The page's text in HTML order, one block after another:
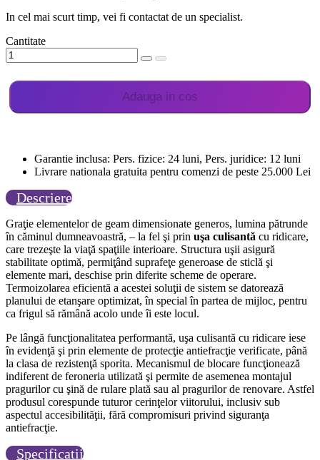
In cel mai scurt timp, vei fi contactat de un specialist.
Cantitate
Adauga in cos
Garantie inclusa: Pers. fizice: 24 luni, Pers. juridice: 12 luni
Livrare nationala gratuita pentru comenzi de peste 25.000 Lei
Descriere
Graţie elementelor de geam dimensionate generos, lumina pătrunde
în căminul dumneavoastră, – la fel şi prin uşa culisantă cu ridicare,
care trezeşte la viaţă spaţiile interioare. Structura uşii asigură
stabilitate optimă, permiţând suprafeţe generoase de sticlă şi
elemente mari, deschise prin diferite scheme de operare.
Termoizolarea eficientă a acestei soluţii de sistem se datorează
planului de etanşare optimizat, în special în partea de mijloc, pentru
ca frigul să rămână acolo unde îi este locul.
Pe lângă funcţionalitatea performantă, uşa culisantă cu ridicare iese
în evidenţă şi prin elemente de protecţie antiefracţie verificate, până
la clasa de rezistenţă sporita. Mecanismul de blocare funcţionează
indiferent de feroneria utilizată şi permite de asemenea montajul
pragurilor cu şină de rulare plată sau al pragurilor de renovare. Astfel
produsul corespunde tuturor cerinţelor viitorului, inclusiv sub
aspectul accesibilităţii, fără compromisuri privind siguranţa
antiefracţie.
Specificatii